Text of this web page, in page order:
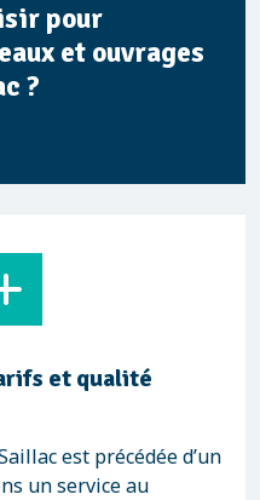
pour
et ouvrages
?
et qualité
est précédée d’un
un service au